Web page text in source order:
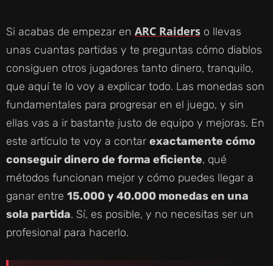
Si acabas de empezar en ARC Raiders o llevas
unas cuantas partidas y te preguntas cómo diablos
consiguen otros jugadores tanto dinero, tranquilo,
que aquí te lo voy a explicar todo. Las monedas son
fundamentales para progresar en el juego, y sin
ellas vas a ir bastante justo de equipo y mejoras. En
este artículo te voy a contar exactamente cómo
conseguir dinero de forma eficiente, qué
métodos funcionan mejor y cómo puedes llegar a
ganar entre 15.000 y 40.000 monedas en una
sola partida. Sí, es posible, y no necesitas ser un
profesional para hacerlo.